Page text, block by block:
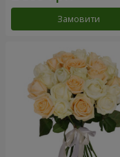
Замовити